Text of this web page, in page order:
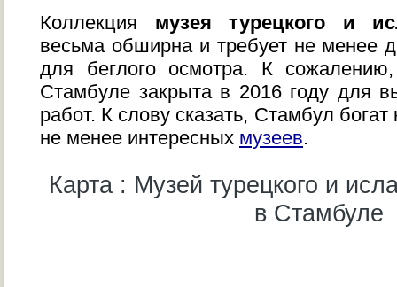
Коллекция музея турецкого и
весьма обширна и требует не менее
для беглого осмотра. К
Стамбуле закрыта в 2016 году для
работ. К слову сказать, Стамбул
не менее интересных музеев.
Карта : Музей турецкого и
в Стамбуле